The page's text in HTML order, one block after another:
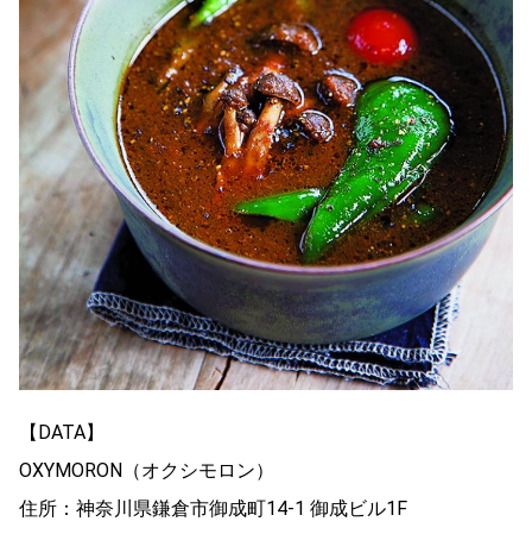
【DATA】
OXYMORON（オクシモロン）
住所：神奈川県鎌倉市御成町14-1 御成ビル1F